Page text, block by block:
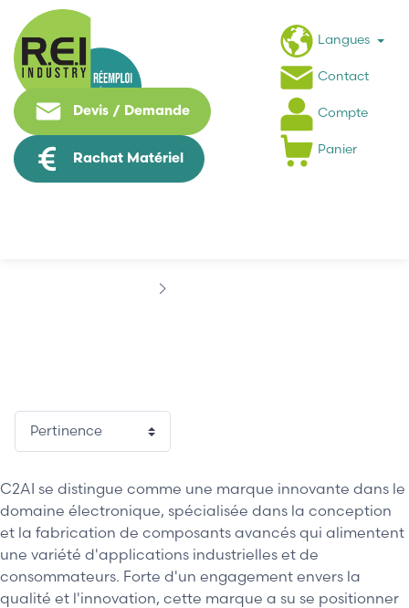
Devis / Demande
Rachat Matériel
Langues
Contact
Compte
Panier
C2AI se distingue comme une marque innovante dans le
domaine électronique, spécialisée dans la conception
et la fabrication de composants avancés qui alimentent
une variété d'applications industrielles et de
consommateurs. Forte d'un engagement envers la
qualité et l'innovation, cette marque a su se positionner